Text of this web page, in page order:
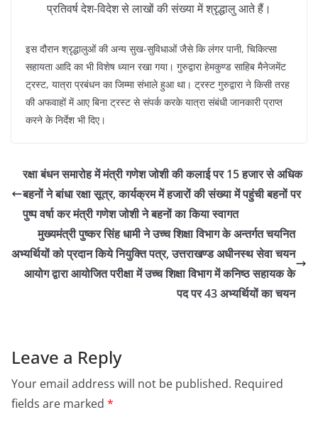
प्रतिवर्ष देश-विदेश से लाखों की संख्या में श्रृद्धालु आते हैं।
इस दौरान श्रृद्धालुओं की अन्य सुख-सुविधाओं जैसे कि लंगर पानी, चिकित्सा
सहायता आदि का भी विशेष ध्यान रखा गया। गुरुद्वारा हेमकुण्ड साहिब मैनेजमेंट
ट्रस्ट, यात्रा प्रबंधन का जिम्मा संभाले हुआ था। ट्रस्ट गुरुद्वारा ने किसी तरह
की अफवाहों में आए बिना ट्रस्ट से संपर्क करके यात्रा संबंधी जानकारी प्राप्त
करने के निर्देश भी दिए।
रक्षा बंधन समारोह में मंत्री गणेश जोशी की कलाई पर 15 हजार से अधिक
बहनों ने बांधा रक्षा सूत्र, कार्यक्रम में हजारों की संख्या में पहुंची बहनों पर
पुष्प वर्षा कर मंत्री गणेश जोशी ने बहनों का किया स्वागत
मुख्यमंत्री पुष्कर सिंह धामी ने उच्च शिक्षा विभाग के अन्तर्गत चयनित
अभ्यर्थियों को प्रदान किये नियुक्ति पत्र, उत्तराखण्ड अधीनस्थ सेवा चयन
आयोग द्वारा आयोजित परीक्षा में उच्च शिक्षा विभाग में कनिष्ठ सहायक के
पद पर 43 अभ्यर्थियों का चयन
Leave a Reply
Your email address will not be published. Required
fields are marked *